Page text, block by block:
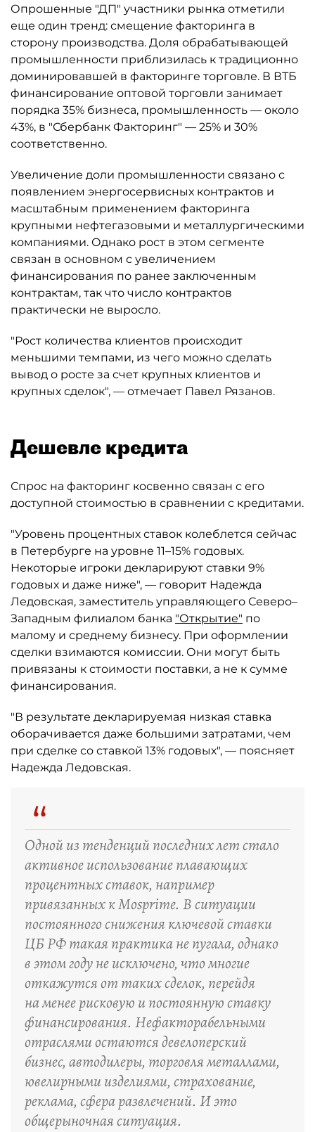
Опрошенные "ДП" участники рынка отметили
еще один тренд: смещение факторинга в
сторону производства. Доля обрабатывающей
промышленности приблизилась к традиционно
доминировавшей в факторинге торговле. В ВТБ
финансирование оптовой торговли занимает
порядка 35% бизнеса, промышленность — около
43%, в "Сбербанк Факторинг" — 25% и 30%
соответственно.
Увеличение доли промышленности связано с
появлением энергосервисных контрактов и
масштабным применением факторинга
крупными нефтегазовыми и металлургическими
компаниями. Однако рост в этом сегменте
связан в основном с увеличением
финансирования по ранее заключенным
контрактам, так что число контрактов
практически не выросло.
"Рост количества клиентов происходит
меньшими темпами, из чего можно сделать
вывод о росте за счет крупных клиентов и
крупных сделок", — отмечает Павел Рязанов.
Дешевле кредита
Спрос на факторинг косвенно связан с его
доступной стоимостью в сравнении с кредитами.
"Уровень процентных ставок колеблется сейчас
в Петербурге на уровне 11–15% годовых.
Некоторые игроки декларируют ставки 9%
годовых и даже ниже", — говорит Надежда
Ледовская, заместитель управляющего Северо–
Западным филиалом банка "Открытие" по
малому и среднему бизнесу. При оформлении
сделки взимаются комиссии. Они могут быть
привязаны к стоимости поставки, а не к сумме
финансирования.
"В результате декларируемая низкая ставка
оборачивается даже большими затратами, чем
при сделке со ставкой 13% годовых", — поясняет
Надежда Ледовская.
“
Одной из тенденций последних лет стало
активное использование плавающих
процентных ставок, например
привязанных к Mosprime. В ситуации
постоянного снижения ключевой ставки
ЦБ РФ такая практика не пугала, однако
в этом году не исключено, что многие
откажутся от таких сделок, перейдя
на менее рисковую и постоянную ставку
финансирования. Нефакторабельными
отраслями остаются девелоперский
бизнес, автодилеры, торговля металлами,
ювелирными изделиями, страхование,
реклама, сфера развлечений. И это
общерыночная ситуация.